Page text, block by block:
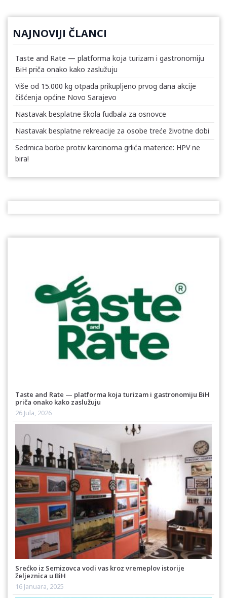
NAJNOVIJI ČLANCI
Taste and Rate — platforma koja turizam i gastronomiju
BiH priča onako kako zaslužuju
Više od 15.000 kg otpada prikupljeno prvog dana akcije
čišćenja općine Novo Sarajevo
Nastavak besplatne škola fudbala za osnovce
Nastavak besplatne rekreacije za osobe treće životne dobi
Sedmica borbe protiv karcinoma grlića materice: HPV ne
bira!
Taste and Rate — platforma koja turizam i gastronomiju BiH
priča onako kako zaslužuju
26 Jula, 2026
Srećko iz Semizovca vodi vas kroz vremeplov istorije
željeznica u BiH
16 Januara, 2025